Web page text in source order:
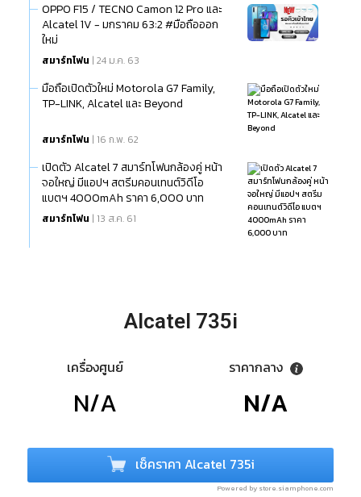
OPPO F15 / TECNO Camon 12 Pro และ
Alcatel 1V - มกราคม 63:2 #มือถือออก
ใหม่
สมาร์ทโฟน | 24 ม.ค. 63
มือถือเปิดตัวใหม่ Motorola G7 Family,
TP-LINK, Alcatel และ Beyond
สมาร์ทโฟน | 16 ก.พ. 62
เปิดตัว Alcatel 7 สมาร์ทโฟนกล้องคู่ หน้า
จอใหญ่ มีแอปฯ สตรีมคอนเทนต์วิดีโอ
แบตฯ 4000mAh ราคา 6,000 บาท
สมาร์ทโฟน | 13 ส.ค. 61
Alcatel 735i
เครื่องศูนย์
N/A
ราคากลาง
N/A
เช็คราคา Alcatel 735i
Powered by store.siamphone.com